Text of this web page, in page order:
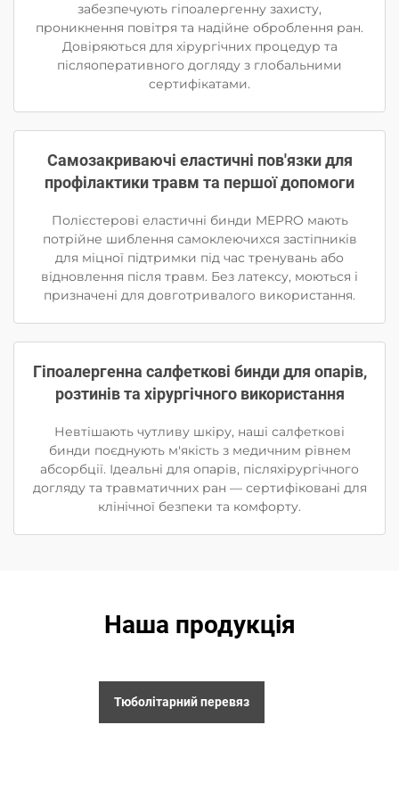
забезпечують гіпоалергенну захисту,
проникнення повітря та надійне оброблення ран.
Довіряються для хірургічних процедур та
післяоперативного догляду з глобальними
сертифікатами.
Самозакриваючі еластичні пов'язки для
профілактики травм та першої допомоги
Полієстерові еластичні бинди MEPRO мають
потрійне шиблення самоклеючихся застіпників
для міцної підтримки під час тренувань або
відновлення після травм. Без латексу, моються і
призначені для довготривалого використання.
Гіпоалергенна салфеткові бинди для опарів,
розтинів та хірургічного використання
Невтішають чутливу шкіру, наші салфеткові
бинди поєднують м'якість з медичним рівнем
абсорбції. Ідеальні для опарів, післяхірургічного
догляду та травматичних ран — сертифіковані для
клінічної безпеки та комфорту.
Наша продукція
Тюболітарний перевяз